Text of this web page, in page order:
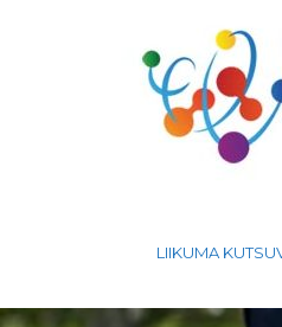
LIIKUMA